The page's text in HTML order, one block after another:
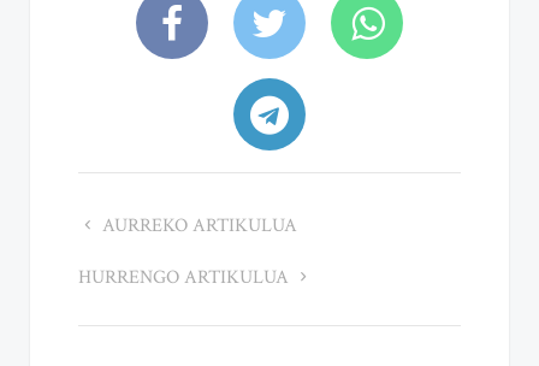
AURREKO ARTIKULUA
HURRENGO ARTIKULUA